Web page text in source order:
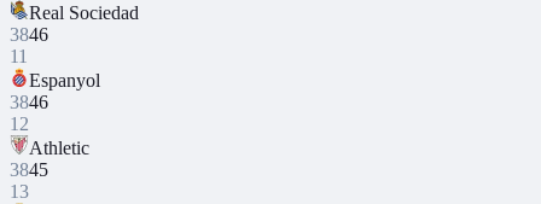
Real Sociedad
3846
11
Espanyol
3846
12
Athletic
3845
13